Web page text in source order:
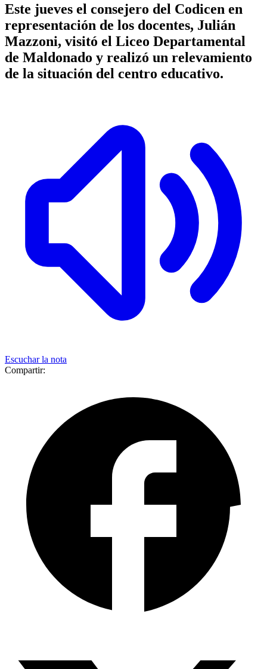
Este jueves el consejero del Codicen en
representación de los docentes, Julián
Mazzoni, visitó el Liceo Departamental
de Maldonado y realizó un relevamiento
de la situación del centro educativo.
Escuchar la nota
Compartir: